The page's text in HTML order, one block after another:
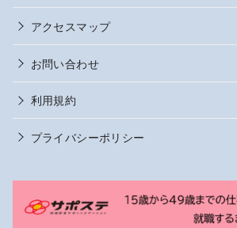
アクセスマップ
お問い合わせ
利用規約
プライバシーポリシー